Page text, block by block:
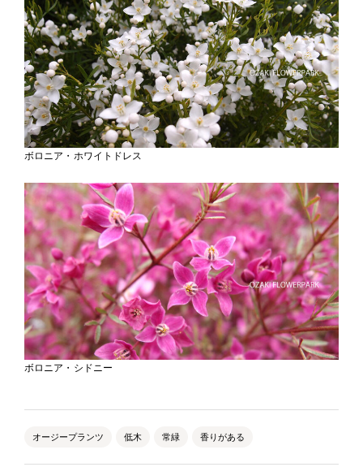
ボロニア・ホワイトドレス
ボロニア・シドニー
オージープランツ 低木 常緑 香りがある